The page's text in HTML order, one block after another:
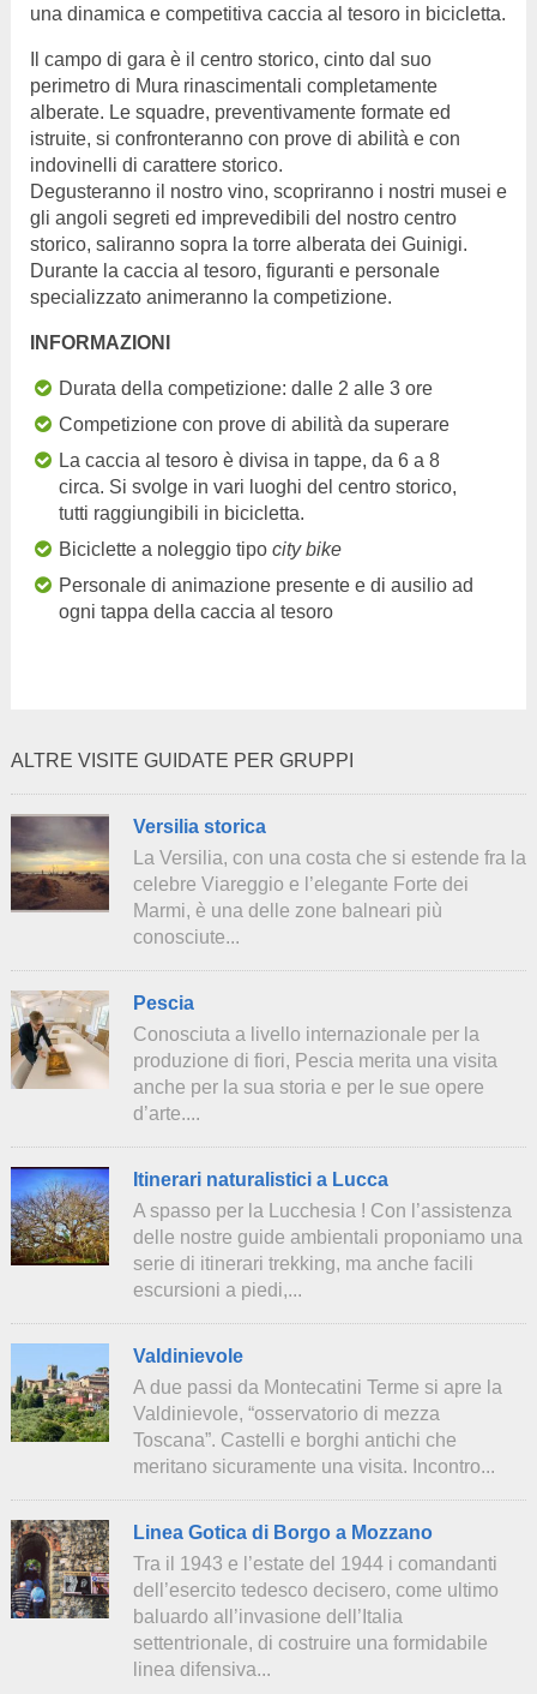
una dinamica e competitiva caccia al tesoro in bicicletta.
Il campo di gara è il centro storico, cinto dal suo
perimetro di Mura rinascimentali completamente
alberate. Le squadre, preventivamente formate ed
istruite, si confronteranno con prove di abilità e con
indovinelli di carattere storico.
Degusteranno il nostro vino, scopriranno i nostri musei e
gli angoli segreti ed imprevedibili del nostro centro
storico, saliranno sopra la torre alberata dei Guinigi.
Durante la caccia al tesoro, figuranti e personale
specializzato animeranno la competizione.
INFORMAZIONI
Durata della competizione: dalle 2 alle 3 ore
Competizione con prove di abilità da superare
La caccia al tesoro è divisa in tappe, da 6 a 8
circa. Si svolge in vari luoghi del centro storico,
tutti raggiungibili in bicicletta.
Biciclette a noleggio tipo city bike
Personale di animazione presente e di ausilio ad
ogni tappa della caccia al tesoro
ALTRE VISITE GUIDATE PER GRUPPI
Versilia storica
La Versilia, con una costa che si estende fra la
celebre Viareggio e l’elegante Forte dei
Marmi, è una delle zone balneari più
conosciute...
Pescia
Conosciuta a livello internazionale per la
produzione di fiori, Pescia merita una visita
anche per la sua storia e per le sue opere
d’arte....
Itinerari naturalistici a Lucca
A spasso per la Lucchesia ! Con l’assistenza
delle nostre guide ambientali proponiamo una
serie di itinerari trekking, ma anche facili
escursioni a piedi,...
Valdinievole
A due passi da Montecatini Terme si apre la
Valdinievole, “osservatorio di mezza
Toscana”. Castelli e borghi antichi che
meritano sicuramente una visita. Incontro...
Linea Gotica di Borgo a Mozzano
Tra il 1943 e l’estate del 1944 i comandanti
dell’esercito tedesco decisero, come ultimo
baluardo all’invasione dell’Italia
settentrionale, di costruire una formidabile
linea difensiva...